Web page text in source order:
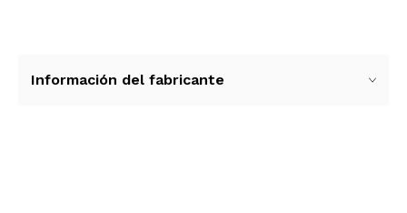
perfecta tanto para el salon de clases bajo la
Información del fabricante